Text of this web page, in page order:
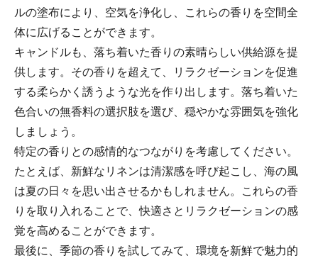
ルの塗布により、空気を浄化し、これらの香りを空間全
体に広げることができます。
キャンドルも、落ち着いた香りの素晴らしい供給源を提
供します。その香りを超えて、リラクゼーションを促進
する柔らかく誘うような光を作り出します。落ち着いた
色合いの無香料の選択肢を選び、穏やかな雰囲気を強化
しましょう。
特定の香りとの感情的なつながりを考慮してください。
たとえば、新鮮なリネンは清潔感を呼び起こし、海の風
は夏の日々を思い出させるかもしれません。これらの香
りを取り入れることで、快適さとリラクゼーションの感
覚を高めることができます。
最後に、季節の香りを試してみて、環境を新鮮で魅力的